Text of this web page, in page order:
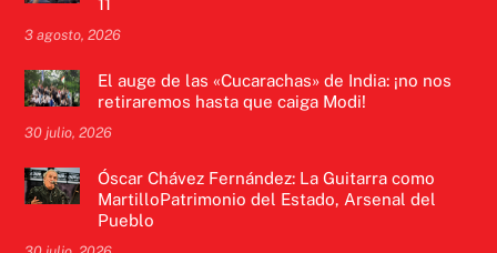
3 agosto, 2026
El auge de las «Cucarachas» de India: ¡no nos
retiraremos hasta que caiga Modi!
30 julio, 2026
Óscar Chávez Fernández: La Guitarra como
MartilloPatrimonio del Estado, Arsenal del
Pueblo